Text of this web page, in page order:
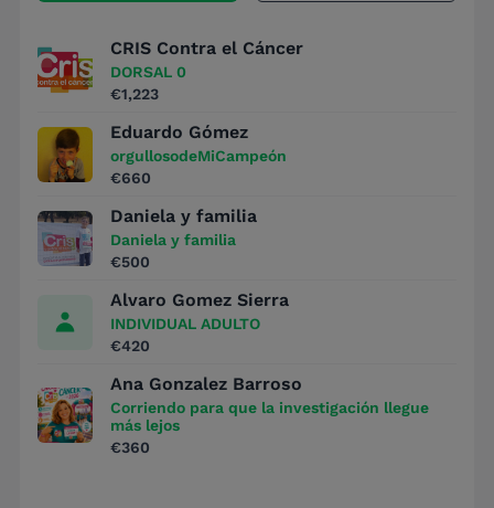
CRIS Contra el Cáncer
DORSAL 0
€1,223
Eduardo Gómez
orgullosodeMiCampeón
€660
Daniela y familia
Daniela y familia
€500
Alvaro Gomez Sierra
INDIVIDUAL ADULTO
€420
Ana Gonzalez Barroso
Corriendo para que la investigación llegue
más lejos
€360